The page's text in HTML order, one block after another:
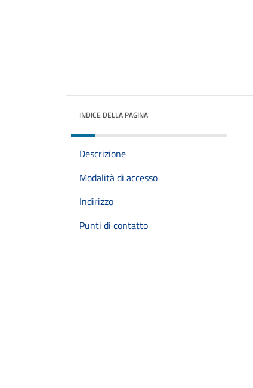
INDICE DELLA PAGINA
Descrizione
Modalità di accesso
Indirizzo
Punti di contatto